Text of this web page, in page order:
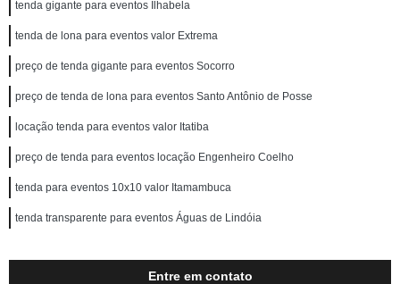
tenda gigante para eventos Ilhabela
tenda de lona para eventos valor Extrema
preço de tenda gigante para eventos Socorro
preço de tenda de lona para eventos Santo Antônio de Posse
locação tenda para eventos valor Itatiba
preço de tenda para eventos locação Engenheiro Coelho
tenda para eventos 10x10 valor Itamambuca
tenda transparente para eventos Águas de Lindóia
Entre em contato